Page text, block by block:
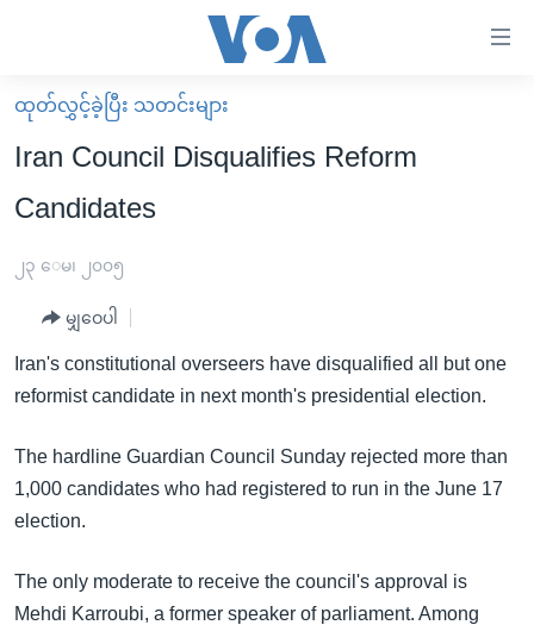
လွယ်ကူ
စေ
သည့်
များ
ညွန်း
စာမျက်နှာ
မူလစာမျက်နှာ
မြန်မာ
ကမ္ဘာ့သတင်းများ
ရပ်ဝန်းတခု လမ်းတခု အလွန်
မကြေးမုံရဲ့ အင်္ဂလိပ်စာ
ရုပ်ရှင်ထဲက အင်္ဂလိပ်စာ
ရေဒီယို
တီဗွီ
ရေဒီယိုနှင့်ရုပ်သံ အချက်အလက်များ
ရေဒီယို/တီဗွီအစီအစဉ်
Learning English
ထုတ်လွှင့်ခဲ့ပြီး သတင်းများ
Iran Council Disqualifies Reform
Candidates
၂၃ ေမ၊ ၂၀၀၅
မျှဝေပါ
Iran's constitutional overseers have disqualified all but one
reformist candidate in next month's presidential election.
The hardline Guardian Council Sunday rejected more than
1,000 candidates who had registered to run in the June 17
election.
The only moderate to receive the council's approval is
Mehdi Karroubi, a former speaker of parliament. Among